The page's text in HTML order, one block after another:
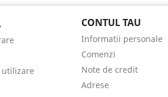
utilizare
CONTUL TAU
Informatii personale
Comenzi
Note de credit
Adrese